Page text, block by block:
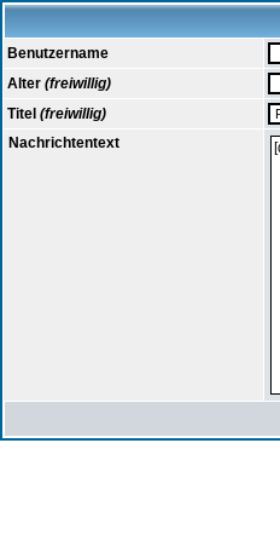
Benutzername
Alter (freiwillig)
Titel (freiwillig)
Nachrichtentext